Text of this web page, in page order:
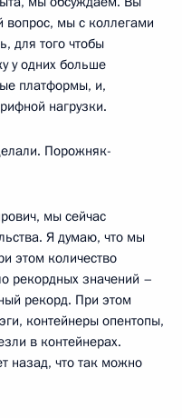
вопрос, мы с коллегами
для того чтобы
у одних больше
платформы, и,
нагрузки.
Порожняк-
мы сейчас
Я думаю, что мы
этом количество
рекордных значений –
рекорд. При этом
контейнеры опентопы,
в контейнерах.
назад, что так можно